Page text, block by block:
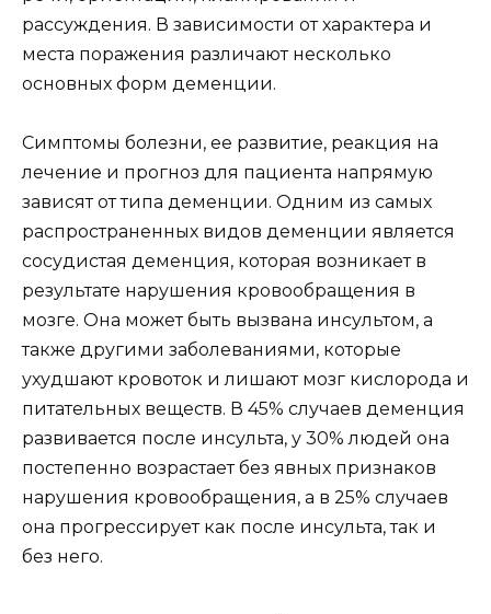
рассуждения. В зависимости от характера и
места поражения различают несколько
основных форм деменции.
Симптомы болезни, ее развитие, реакция на
лечение и прогноз для пациента напрямую
зависят от типа деменции. Одним из самых
распространенных видов деменции является
сосудистая деменция, которая возникает в
результате нарушения кровообращения в
мозге. Она может быть вызвана инсультом, а
также другими заболеваниями, которые
ухудшают кровоток и лишают мозг кислорода и
питательных веществ. В 45% случаев деменция
развивается после инсульта, у 30% людей она
постепенно возрастает без явных признаков
нарушения кровообращения, а в 25% случаев
она прогрессирует как после инсульта, так и
без него.